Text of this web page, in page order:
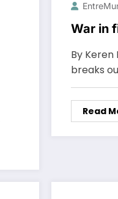
War in
By
breaks
Read